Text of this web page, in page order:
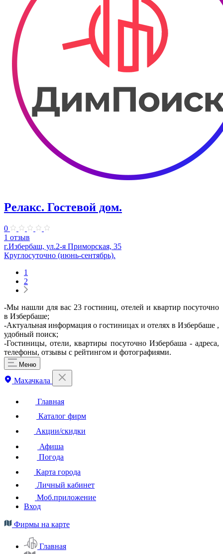
Релакс. ​Гостевой дом.
0
1 отзыв
г.Избербаш, ул.2-я Приморская, 35
Круглосуточно (июнь-сентябрь).
1
2
-Мы нашли для вас 23 гостиниц, отелей и квартир посуточно
в Избербаше;
-Актуальная информация о гостиницах и отелях в Избербаше ,
удобный поиск;
-Гостиницы, отели, квартиры посуточно Избербаша - адреса,
телефоны, отзывы с рейтингом и фотографиями.
Меню
Махачкала
Главная
Каталог фирм
Акции/скидки
Афиша
Погода
Карта города
Личный кабинет
Моб.приложение
Вход
Фирмы на карте
Главная